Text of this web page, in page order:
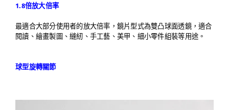
1.8倍放大倍率
最適合大部分使用者的放大倍率，鏡片型式為雙凸球面透鏡，適合
閱讀、繪畫製圖、縫紉、手工藝、美甲、細小零件組裝等用途。
球型旋轉關節